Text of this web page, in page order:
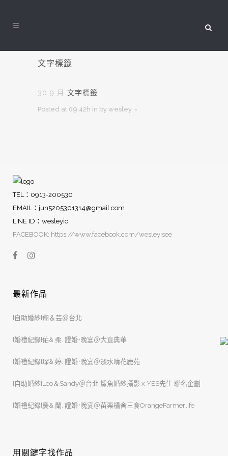
文字標籤
30 9 月 文字標籤
Posted at 09:42h in by wesley
TEL：0913-200530
EMAIL： jun5205301314@gmail.com
LINE ID：wesleyic
FACEBOOK: https://www.facebook.com/wesleyisee
最新作品
[自助婚紗]翔＆芸＠台北
[婚禮紀錄]佑& 柔. 證婚+晚宴＠大直典華
[婚禮紀錄]琛& 婷. 證婚+晚宴＠淡水晴花鹿苑
[自助婚紗]Leo＆Sandy＠台北 鯊魚婚紗攝影 x YES先生 聯名企劃
[婚禮紀錄]慶& 蘭. 證婚+晚宴＠苗栗橘舍三食OrangeFarmerlife
用關鍵字找作品